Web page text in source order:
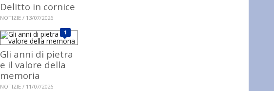
Delitto in cornice
NOTIZIE / 13/07/2026
1
Gli anni di pietra
e il valore della
memoria
NOTIZIE / 11/07/2026